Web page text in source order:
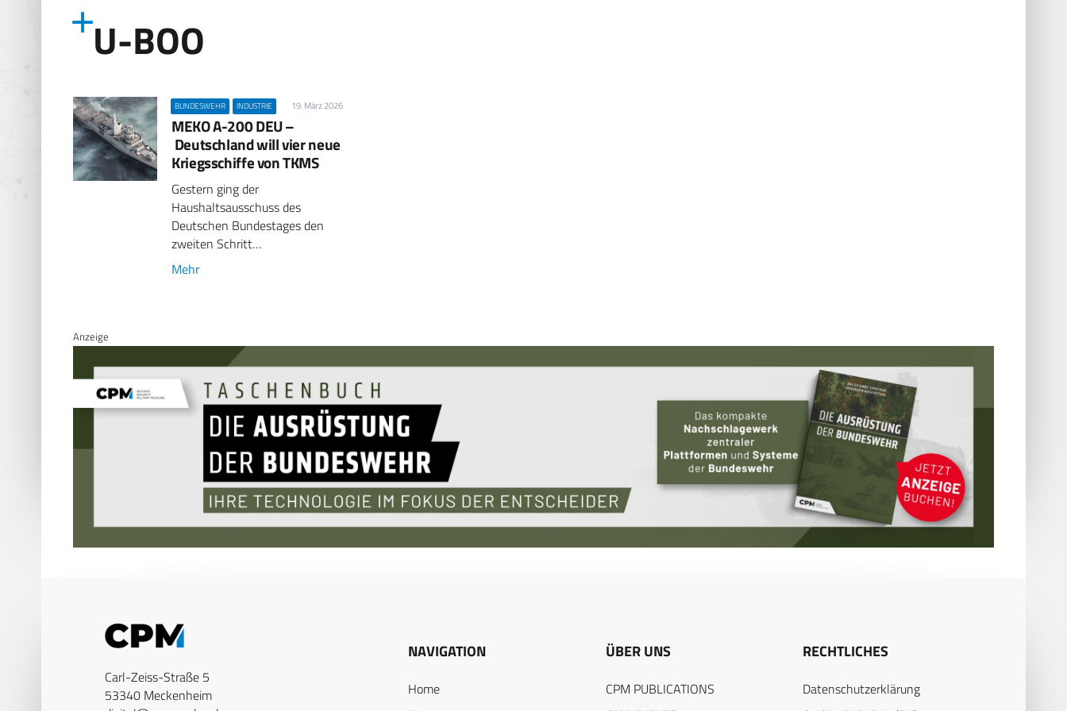
U-BOO
BUNDESWEHR INDUSTRIE 19. März 2026
MEKO A-200 DEU –
Deutschland will vier neue
Kriegsschiffe von TKMS
Gestern ging der
Haushaltsausschuss des
Deutschen Bundestages den
zweiten Schritt…
Mehr
Anzeige
Carl-Zeiss-Straße 5
53340 Meckenheim
NAVIGATION
Home
ÜBER UNS
CPM PUBLICATIONS
RECHTLICHES
Datenschutzerklärung